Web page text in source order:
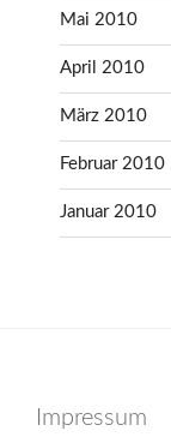
Mai 2010
April 2010
März 2010
Februar 2010
Januar 2010
Impressum